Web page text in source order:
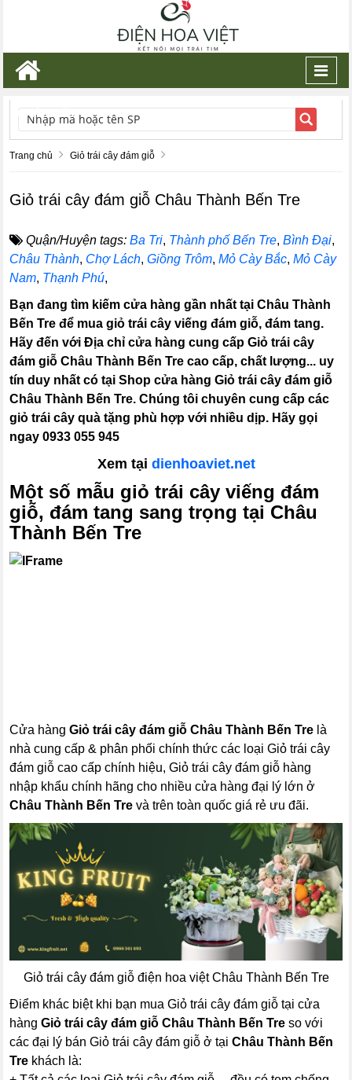
TÌM KIẾM
Trang chủ Giỏ trái cây đám giỗ
Giỏ trái cây đám giỗ Châu Thành Bến Tre
Quận/Huyện tags: Ba Tri, Thành phố Bến Tre,Bình Đại,
Châu Thành, Chợ Lách,Giồng Trôm,Mỏ Cày Bắc,Mỏ Cày
Nam, Thạnh Phú,
Bạn đang tìm kiếm cửa hàng gần nhất tại Châu Thành
Bến Tre để mua giỏ trái cây viếng đám giỗ, đám tang.
Hãy đến với Địa chỉ cửa hàng cung cấp Giỏ trái cây
đám giỗ Châu Thành Bến Tre cao cấp, chất lượng... uy
tín duy nhất có tại Shop cửa hàng Giỏ trái cây đám giỗ
Châu Thành Bến Tre. Chúng tôi chuyên cung cấp các
giỏ trái cây quà tặng phù hợp với nhiều dịp. Hãy gọi
ngay 0933 055 945
Xem tại dienhoaviet.net
Một số mẫu giỏ trái cây viếng đám
giỗ, đám tang sang trọng tại Châu
Thành Bến Tre
Cửa hàngGiỏ trái cây đám giỗ Châu Thành Bến Tre là
nhà cung cấp & phân phối chính thức các loại Giỏ trái cây
đám giỗ cao cấp chính hiệu, Giỏ trái cây đám giỗ hàng
nhập khẩu chính hãng cho nhiều cửa hàng đại lý lớn ở
Châu Thành Bến Tre và trên toàn quốc giá rẻ ưu đãi.
Giỏ trái cây đám giỗ điện hoa việt Châu Thành Bến Tre
Điểm khác biệt khi bạn mua Giỏ trái cây đám giỗ tại cửa
hàngGiỏ trái cây đám giỗ Châu Thành Bến Tre so với
các đại lý bán Giỏ trái cây đám giỗ ở tạiChâu Thành Bến
Tre khách là: